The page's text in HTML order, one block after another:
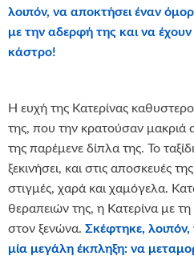
λοιπόν, να αποκτήσει έναν
με την αδερφή της και να
κάστρο!
Η ευχή της Κατερίνας
της, που την κρατούσαν μακριά
της παρέμενε δίπλα της. Το
ξεκινήσει, και στις αποσκευές
στιγμές, χαρά και χαμόγελα.
θεραπειών της, η Κατερίνα με
στον ξενώνα. Σκέφτηκε, λοιπόν,
μία μεγάλη έκπληξη: να